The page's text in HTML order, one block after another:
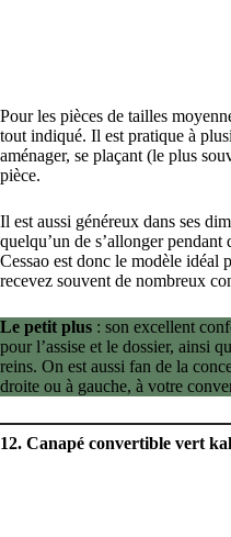
Pour les pièces de tailles
tout indiqué. Il est pratique à
aménager, se plaçant (le plus
pièce.
Il est aussi généreux dans ses
quelqu’un de s’allonger pendant
Cessao est donc le modèle idéal
recevez souvent de nombreux
Le petit plus : son excellent
pour l’assise et le dossier, ainsi
reins. On est aussi fan de la
droite ou à gauche, à votre
12. Canapé convertible vert